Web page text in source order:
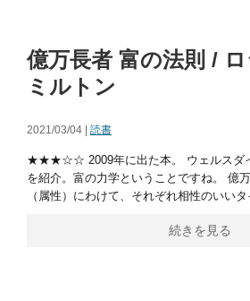
億万長者 富の法則 /
ミルトン
2021/03/04 | 読書
★★★☆☆ 2009年に出た本。 ウェルスダ
を紹介。富の力学ということですね。 億
（属性）にわけて、それぞれ相性のいい
続きを見る